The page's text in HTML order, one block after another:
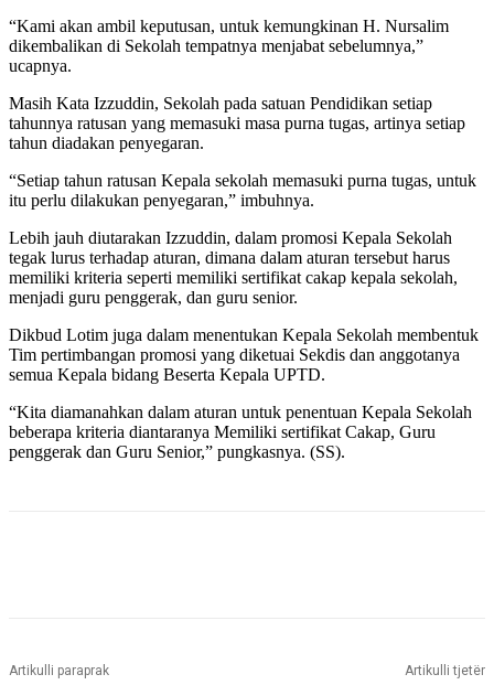
“Kami akan ambil keputusan, untuk kemungkinan H. Nursalim
dikembalikan di Sekolah tempatnya menjabat sebelumnya,”
ucapnya.
Masih Kata Izzuddin, Sekolah pada satuan Pendidikan setiap
tahunnya ratusan yang memasuki masa purna tugas, artinya setiap
tahun diadakan penyegaran.
“Setiap tahun ratusan Kepala sekolah memasuki purna tugas, untuk
itu perlu dilakukan penyegaran,” imbuhnya.
Lebih jauh diutarakan Izzuddin, dalam promosi Kepala Sekolah
tegak lurus terhadap aturan, dimana dalam aturan tersebut harus
memiliki kriteria seperti memiliki sertifikat cakap kepala sekolah,
menjadi guru penggerak, dan guru senior.
Dikbud Lotim juga dalam menentukan Kepala Sekolah membentuk
Tim pertimbangan promosi yang diketuai Sekdis dan anggotanya
semua Kepala bidang Beserta Kepala UPTD.
“Kita diamanahkan dalam aturan untuk penentuan Kepala Sekolah
beberapa kriteria diantaranya Memiliki sertifikat Cakap, Guru
penggerak dan Guru Senior,” pungkasnya. (SS).
Artikulli paraprak Artikulli tjetër